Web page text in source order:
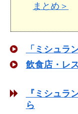
まとめ＞
「ミシュラ
飲食店・レ
『ミシュラ
ら